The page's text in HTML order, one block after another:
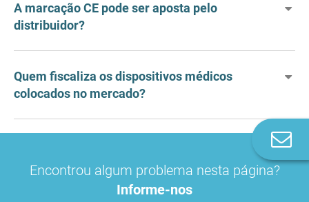
A marcação CE pode ser aposta pelo
distribuidor?
Quem fiscaliza os dispositivos médicos
colocados no mercado?
Encontrou algum problema nesta página?
Informe-nos